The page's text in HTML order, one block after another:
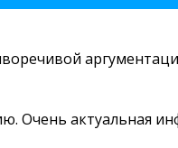
Очень актуальная